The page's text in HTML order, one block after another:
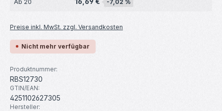
Ab 20 -7,02 %
Preise inkl. MwSt. zzgl. Versandkosten
Nicht mehr verfügbar
Produktnummer:
RBS12730
GTIN/EAN:
4251102627305
Hersteller: